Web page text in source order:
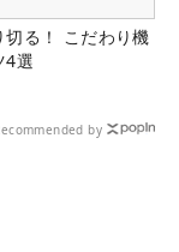
切る！ こだわり機
4選
by